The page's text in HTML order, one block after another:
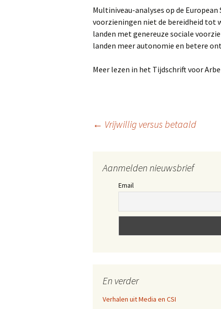
Multiniveau-analyses op de
voorzieningen niet de bereidheid
landen met genereuze sociale
landen meer autonomie en betere
Meer lezen in het Tijdschrift voor
Berichtnavigatie
← Vrijwillig versus betaald
Aanmelden nieuwsbrief
Email
En verder
Verhalen uit Media en CSI